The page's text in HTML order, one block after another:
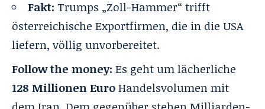
Fakt: Trumps „Zoll-Hammer“ trifft
österreichische Exportfirmen, die in die USA
liefern, völlig unvorbereitet.
Follow the money: Es geht um lächerliche
128 Millionen EuroHandelsvolumen mit